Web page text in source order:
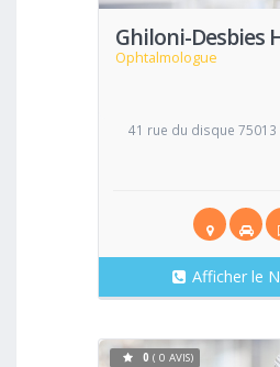
Ghiloni-Desbies
Ophtalmologue
41 rue du disque 75013
Afficher le
0 ( 0 AVIS)